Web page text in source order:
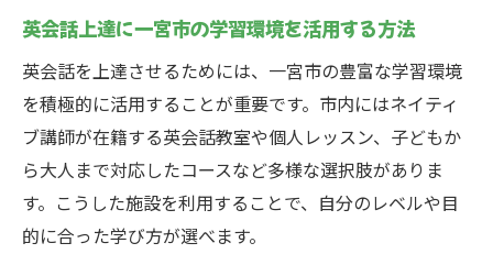
日常に活かせる一宮市英会話学習のすすめ
英会話を日常で活かす一宮市での実践アイ
デア
英会話学習を一宮市の生活に取り入れるコ
ツ
一宮市で英会話が身につく日常的な練習方
法
英会話上達に一宮市の学習環境を活用する方法
英会話を上達させるためには、一宮市の豊富な学習環境
を積極的に活用することが重要です。市内にはネイティ
ブ講師が在籍する英会話教室や個人レッスン、子どもか
ら大人まで対応したコースなど多様な選択肢がありま
す。こうした施設を利用することで、自分のレベルや目
的に合った学び方が選べます。